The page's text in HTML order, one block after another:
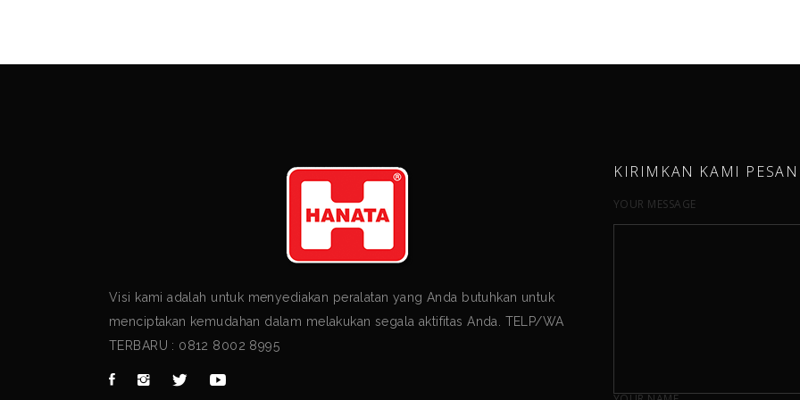
Visi kami adalah untuk menyediakan peralatan yang Anda butuhkan untuk
menciptakan kemudahan dalam melakukan segala aktifitas Anda. TELP/WA
TERBARU : 0812 8002 8995
KIRIMKAN KAMI PESAN
YOUR MESSAGE